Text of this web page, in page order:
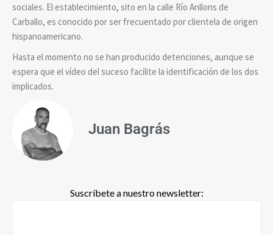
sociales. El establecimiento, sito en la calle Río Anllons de
Carballo, es conocido por ser frecuentado por clientela de origen
hispanoamericano.
Hasta el momento no se han producido detenciones, aunque se
espera que el vídeo del suceso facilite la identificación de los dos
implicados.
Juan Bagrás
Suscríbete a nuestro newsletter: